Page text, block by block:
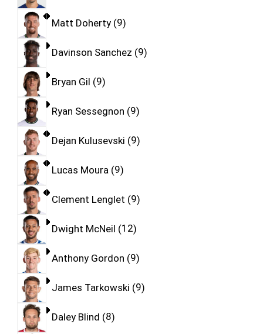
Matt Doherty 9
Davinson Sanchez 9
Bryan Gil 9
Ryan Sessegnon 9
Dejan Kulusevski 9
Lucas Moura 9
Clement Lenglet 9
Dwight McNeil 12
Anthony Gordon 9
James Tarkowski 9
Daley Blind 8